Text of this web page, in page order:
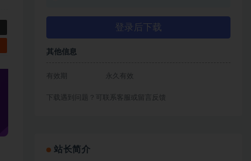
登录后下载
其他信息
有效期 永久有效
下载遇到问题？可联系客服或留言反馈
站长简介